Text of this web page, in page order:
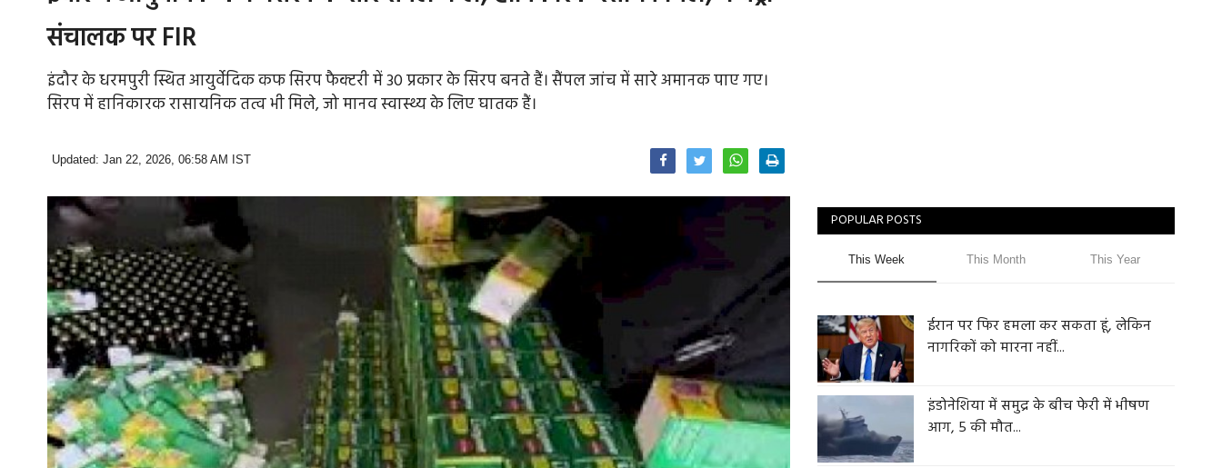
संचालक पर FIR
इंदौर के धरमपुरी स्थित आयुर्वेदिक कफ सिरप फैक्टरी में 30 प्रकार के सिरप बनते हैं। सैंपल जांच में सारे अमानक पाए गए।
सिरप में हानिकारक रासायनिक तत्व भी मिले, जो मानव स्वास्थ्य के लिए घातक हैं।
Updated: Jan 22, 2026, 06:58 AM IST
POPULAR POSTS
This Week This Month This Year
ईरान पर फिर हमला कर सकता हूं, लेकिन
नागरिकों को मारना नहीं...
इंडोनेशिया में समुद्र के बीच फेरी में भीषण
आग, 5 की मौत...